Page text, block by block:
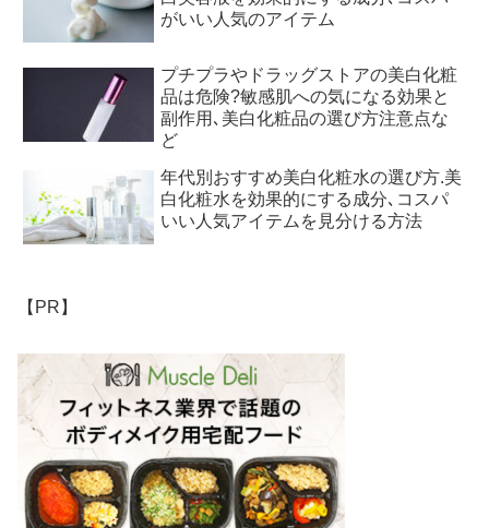
がいい人気のアイテム
プチプラやドラッグストアの美白化粧
品は危険?敏感肌への気になる効果と
副作用､美白化粧品の選び方注意点な
ど
年代別おすすめ美白化粧水の選び方.美
白化粧水を効果的にする成分､コスパ
いい人気アイテムを見分ける方法
【PR】